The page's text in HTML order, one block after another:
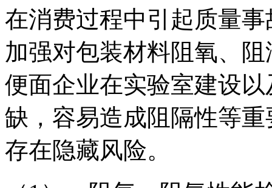
在消费过程中引起质量
加强对包装材料阻氧、
便面企业在实验室建设
缺，容易造成阻隔性等
存在隐藏风险。